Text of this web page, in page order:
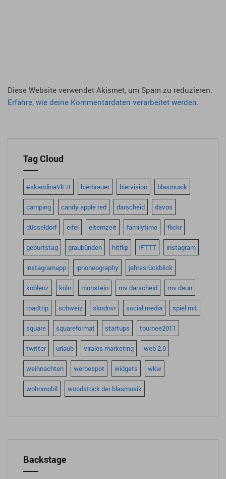
Diese Website verwendet Akismet, um Spam zu reduzieren.
Erfahre, wie deine Kommentardaten verarbeitet werden.
Tag Cloud
#skandinaVlER bierbrauer biervision blasmusik
camping candy apple red darscheid davos
düsseldorf eifel elternzeit familytime flickr
geburtstag graubünden hitflip IFTTT instagram
instagramapp iphoneography jahresrückblick
koblenz köln monstein mv darscheid mv daun
roadtrip schweiz skndnvr social media spiel mit
square squareformat startups tournee2011
twitter urlaub virales marketing web 2.0
weihnachten werbespot widgets wkw
wohnmobil woodstock der blasmusik
Backstage